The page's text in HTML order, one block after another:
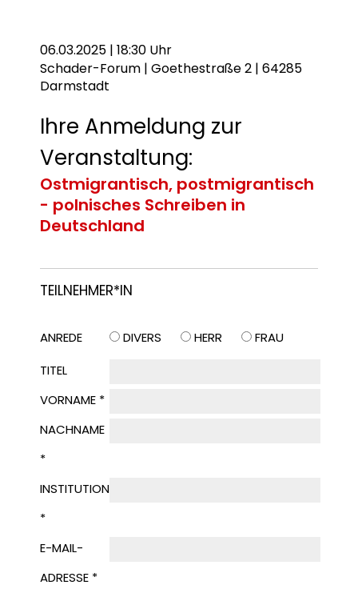
06.03.2025 | 18:30 Uhr
Schader-Forum | Goethestraße 2 | 64285
Darmstadt
Ihre Anmeldung zur
Veranstaltung:
Ostmigrantisch, postmigrantisch
- polnisches Schreiben in
Deutschland
TEILNEHMER*IN
ANREDE DIVERS HERR
FRAU
TITEL
VORNAME *
NACHNAME
*
INSTITUTION
*
E-MAIL-
ADRESSE *